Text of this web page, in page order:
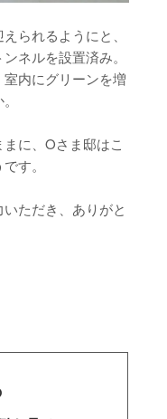
られるようにと、
ネルを設置済み。
内にグリーンを増
に、Oさま邸はこ
す。
ただき、ありがと